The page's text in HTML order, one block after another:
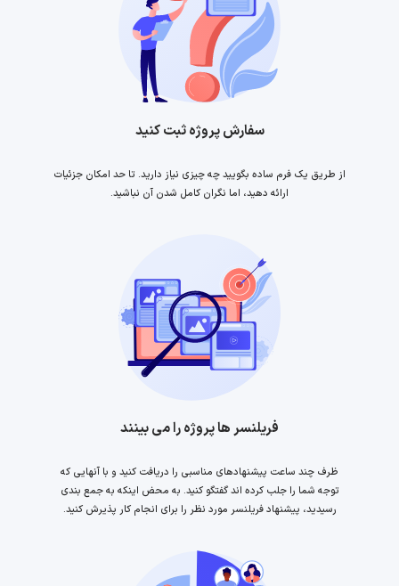
سفارش پروژه ثبت کنید
از طریق یک فرم ساده بگویید چه چیزی نیاز دارید. تا حد امکان جزئیات
ارائه دهید، اما نگران کامل شدن آن نباشید.
فریلنسر ها پروژه را می بینند
ظرف چند ساعت پیشنهادهای مناسبی را دریافت کنید و با آنهایی که
توجه شما را جلب کرده اند گفتگو کنید. به محض اینکه به جمع بندی
رسیدید، پیشنهاد فریلنسر مورد نظر را برای انجام کار پذیرش کنید.